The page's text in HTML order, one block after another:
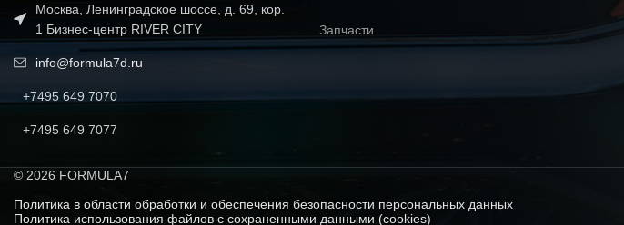
ДЛИНА
ШИРИНА
ВЫСОТА 1500 мм
Москва, Ленинградское шоссе, д. 69, кор.
1 Бизнес-центр RIVER CITY
info@formula7d.ru
+7495 649 7070
+7495 649 7077
Запчасти
© 2026 FORMULA7
Политика в области обработки и обеспечения безопасности персональных данных
Политика использования файлов с сохраненными данными (cookies)